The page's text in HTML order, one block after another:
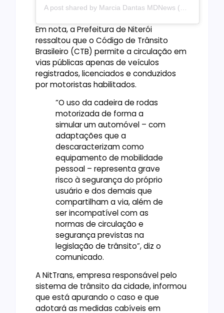
Em nota, a Prefeitura de Niterói
ressaltou que o Código de Trânsito
Brasileiro (CTB) permite a circulação em
vias públicas apenas de veículos
registrados, licenciados e conduzidos
por motoristas habilitados.
“O uso da cadeira de rodas
motorizada de forma a
simular um automóvel – com
adaptações que a
descaracterizam como
equipamento de mobilidade
pessoal – representa grave
risco à segurança do próprio
usuário e dos demais que
compartilham a via, além de
ser incompatível com as
normas de circulação e
segurança previstas na
legislação de trânsito”, diz o
comunicado.
A NitTrans, empresa responsável pelo
sistema de trânsito da cidade, informou
que está apurando o caso e que
adotará as medidas cabíveis em